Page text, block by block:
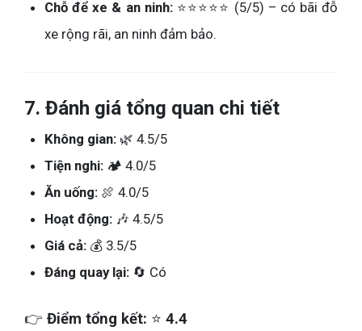
Chỗ để xe & an ninh:⭐⭐⭐⭐⭐ (5/5) – có bãi đỗ
xe rộng rãi, an ninh đảm bảo.
7. Đánh giá tổng quan chi tiết
Không gian: 🌿 4.5/5
Tiện nghi: 🏕️ 4.0/5
Ăn uống: 🍖 4.0/5
Hoạt động: 🎶 4.5/5
Giá cả: 💰 3.5/5
Đáng quay lại: 🔄 Có
👉 Điểm tổng kết: ⭐ 4.4